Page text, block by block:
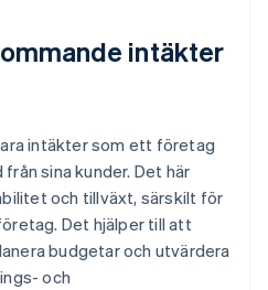
intäkter
intäkter som ett företag
sina kunder. Det här
och tillväxt, särskilt för
Det hjälper till att
budgetar och utvärdera
och